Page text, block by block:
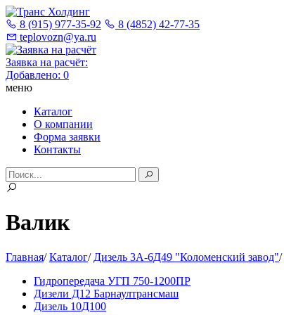
8 (915) 977-35-92
8 (4852) 42-77-35
teplovozn@ya.ru
Заявка на расчёт:
Добавлено: 0
меню
Каталог
О компании
Форма заявки
Контакты
Валик
Главная/ Каталог/ Дизель 3А-6Д49 "Коломенский завод"/
Гидропередача УГП 750-1200ПР
Дизели Д12 Барнаултрансмаш
Дизель 10Д100